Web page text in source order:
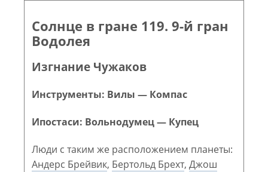
Солнце в гране 119. 9-й гран
Водолея
Изгнание Чужаков
Инструменты: Вилы — Компас
Ипостаси: Вольнодумец — Купец
Люди с таким же расположением планеты:
Андерс Брейвик, Бертольд Брехт, Джош